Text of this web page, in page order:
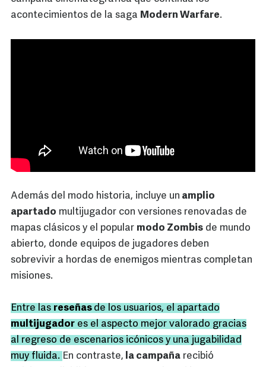
acontecimientos de la saga Modern Warfare.
Además del modo historia, incluye un amplio
apartado multijugador con versiones renovadas de
mapas clásicos y el popular modo Zombis de mundo
abierto, donde equipos de jugadores deben
sobrevivir a hordas de enemigos mientras completan
misiones.
Entre las reseñas de los usuarios, el apartado
multijugador es el aspecto mejor valorado gracias
al regreso de escenarios icónicos y una jugabilidad
muy fluida. En contraste, la campaña recibió